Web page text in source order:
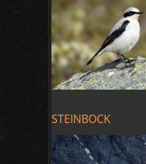
STEINBOCK